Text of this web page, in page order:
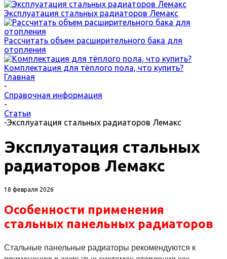
Эксплуатация стальных радиаторов Лемакс
Рассчитать объем расширительного бака для
отопления
Комплектация для тёплого пола, что купить?
Главная
-
Справочная информация
-
Статьи
-Эксплуатация стальных радиаторов Лемакс
Эксплуатация стальных
радиаторов Лемакс
18 февраля 2026
Особенности применения
стальных панельных радиаторов
Стальные панельные радиаторы рекомендуются к